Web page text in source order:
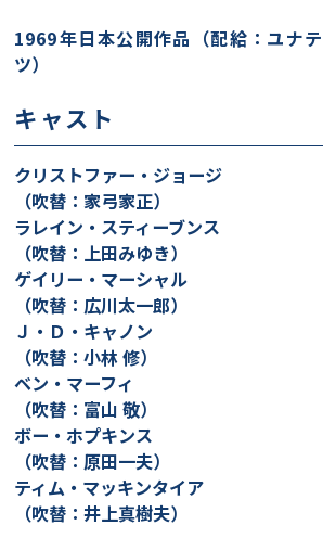
1969年日本公開作品（配給：ユナ
ツ）
キャスト
クリストファー・ジョージ
（吹替：家弓家正）
ラレイン・スティーブンス
（吹替：上田みゆき）
ゲイリー・マーシャル
（吹替：広川太一郎）
Ｊ・Ｄ・キャノン
（吹替：小林 修）
ベン・マーフィ
（吹替：富山 敬）
ボー・ホプキンス
（吹替：原田一夫）
ティム・マッキンタイア
（吹替：井上真樹夫）